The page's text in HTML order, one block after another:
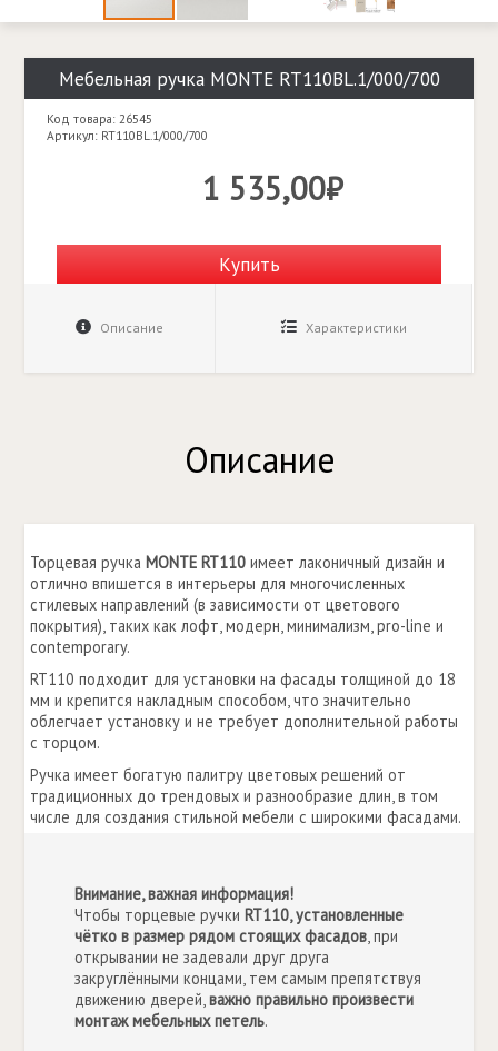
Мебельная ручка MONTE RT110BL.1/000/700
Код товара: 26545
Артикул: RT110BL.1/000/700
1 535,00₽
Купить
Описание Характеристики
Описание
Торцевая ручка MONTE RT110 имеет лаконичный дизайн и
отлично впишется в интерьеры для многочисленных
стилевых направлений (в зависимости от цветового
покрытия), таких как лофт, модерн, минимализм, pro-line и
contemporary.
RT110 подходит для установки на фасады толщиной до 18
мм и крепится накладным способом, что значительно
облегчает установку и не требует дополнительной работы
с торцом.
Ручка имеет богатую палитру цветовых решений от
традиционных до трендовых и разнообразие длин, в том
числе для создания стильной мебели с широкими фасадами.
Внимание, важная информация!
Чтобы торцевые ручки RT110, установленные
чётко в размер рядом стоящих фасадов, при
открывании не задевали друг друга
закруглёнными концами, тем самым препятствуя
движению дверей,важно правильно произвести
монтаж мебельных петель.